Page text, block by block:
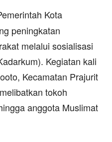
Kota
peningkatan
melalui sosialisasi
Kegiatan kali
Kecamatan Prajurit
tokoh
anggota Muslimat